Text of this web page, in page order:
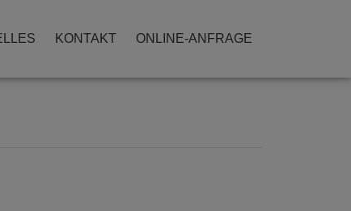
KONTAKT ONLINE-ANFRAGE